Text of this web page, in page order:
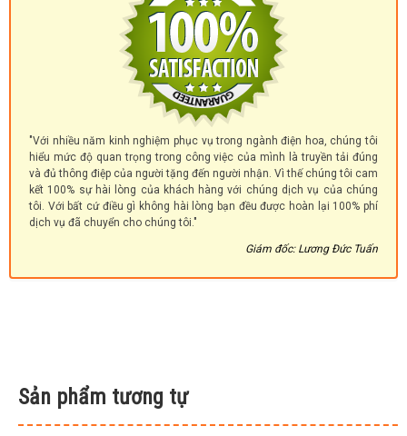
"Với nhiều năm kinh nghiệm phục vụ trong ngành điện hoa, chúng tôi
hiểu mức độ quan trọng trong công việc của mình là truyền tải đúng
và đủ thông điệp của người tặng đến người nhận. Vì thế chúng tôi cam
kết 100% sự hài lòng của khách hàng với chúng dịch vụ của chúng
tôi. Với bất cứ điều gì không hài lòng bạn đều được hoàn lại 100% phí
dịch vụ đã chuyển cho chúng tôi."
Giám đốc: Lương Đức Tuấn
Sản phẩm tương tự